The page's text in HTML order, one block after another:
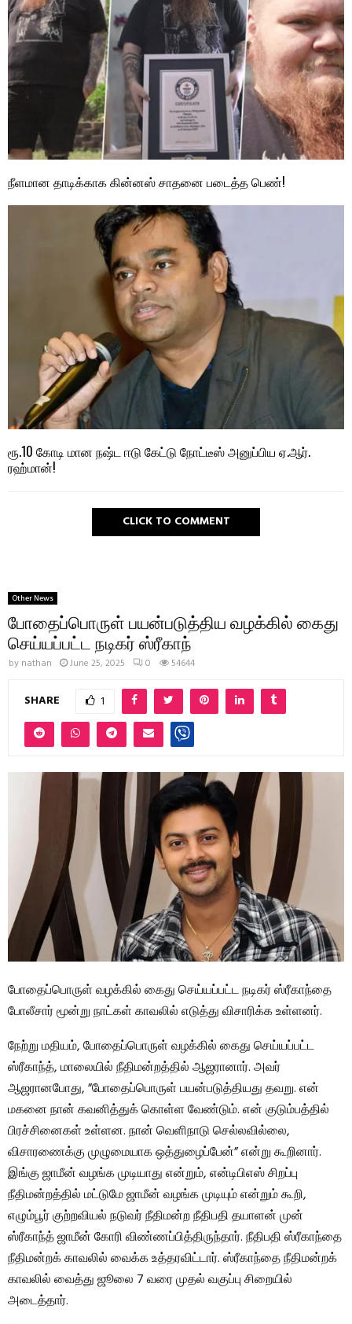
நீளமான தாடிக்காக கின்னஸ் சாதனை படைத்த பெண்!
ரூ.10 கோடி மான நஷ்ட ஈடு கேட்டு நோட்டீஸ் அனுப்பிய ஏ.ஆர்.
ரஹ்மான்!
CLICK TO COMMENT
Other News
போதைப்பொருள் பயன்படுத்திய வழக்கில் கைது
செய்யப்பட்ட நடிகர் ஸ்ரீகாந்
by nathan June 25, 2025 0 54644
SHARE 1
போதைப்பொருள் வழக்கில் கைது செய்யப்பட்ட நடிகர் ஸ்ரீகாந்தை
போலீசார் மூன்று நாட்கள் காவலில் எடுத்து விசாரிக்க உள்ளனர்.
நேற்று மதியம், போதைப்பொருள் வழக்கில் கைது செய்யப்பட்ட
ஸ்ரீகாந்த், மாலையில் நீதிமன்றத்தில் ஆஜரானார். அவர்
ஆஜரானபோது, ​​”போதைப்பொருள் பயன்படுத்தியது தவறு. என்
மகனை நான் கவனித்துக் கொள்ள வேண்டும். என் குடும்பத்தில்
பிரச்சினைகள் உள்ளன. நான் வெளிநாடு செல்லவில்லை,
விசாரணைக்கு முழுமையாக ஒத்துழைப்பேன்” என்று கூறினார்.
இங்கு ஜாமீன் வழங்க முடியாது என்றும், என்டிபிஎஸ் சிறப்பு
நீதிமன்றத்தில் மட்டுமே ஜாமீன் வழங்க முடியும் என்றும் கூறி,
எழும்பூர் குற்றவியல் நடுவர் நீதிமன்ற நீதிபதி தயாளன் முன்
ஸ்ரீகாந்த் ஜாமீன் கோரி விண்ணப்பித்திருந்தார். நீதிபதி ஸ்ரீகாந்தை
நீதிமன்றக் காவலில் வைக்க உத்தரவிட்டார். ஸ்ரீகாந்தை நீதிமன்றக்
காவலில் வைத்து ஜூலை 7 வரை முதல் வகுப்பு சிறையில்
அடைத்தார்.